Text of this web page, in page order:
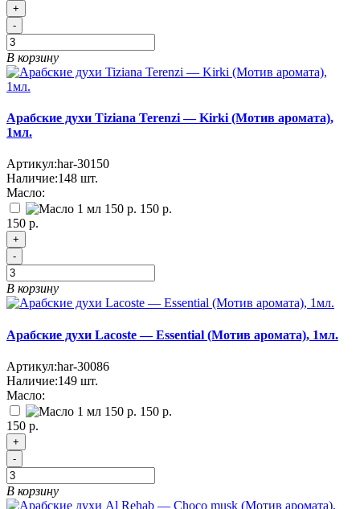
+
-
В корзину
Арабские духи Tiziana Terenzi — Kirki (Мотив аромата),
1мл.
Артикул:har-30150
Наличие:148 шт.
Масло:
150 р.
150 р.
+
-
В корзину
Арабские духи Lacoste — Essential (Мотив аромата), 1мл.
Артикул:har-30086
Наличие:149 шт.
Масло:
150 р.
150 р.
+
-
В корзину